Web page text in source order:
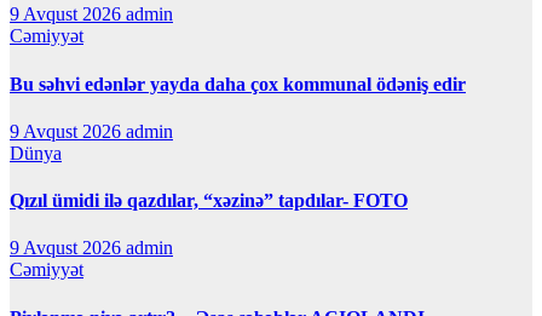
9 Avqust 2026 admin
Cəmiyyət
Bu səhvi edənlər yayda daha çox kommunal ödəniş edir
9 Avqust 2026 admin
Dünya
Qızıl ümidi ilə qazdılar, “xəzinə” tapdılar- FOTO
9 Avqust 2026 admin
Cəmiyyət